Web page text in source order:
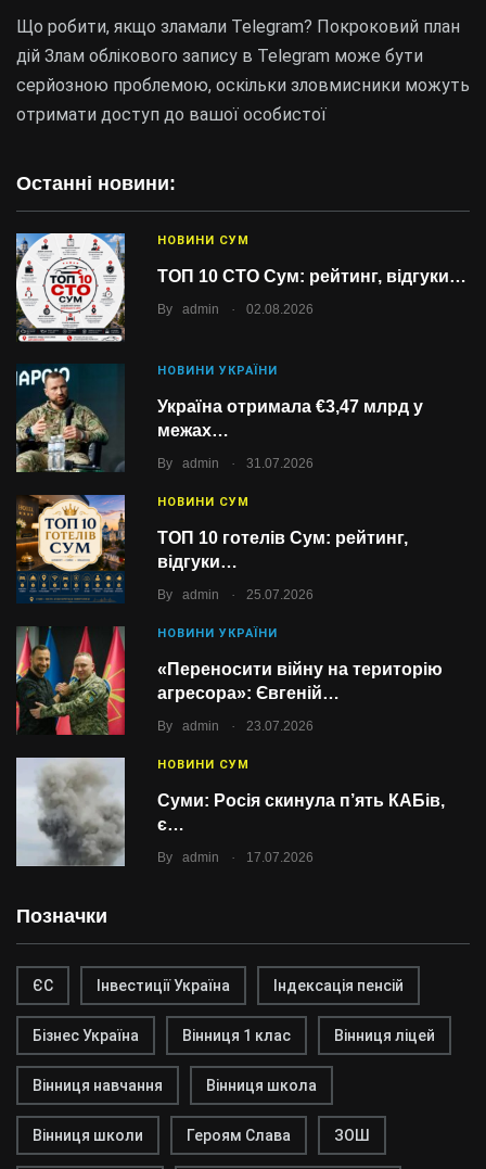
Що робити, якщо зламали Telegram? Покроковий план
дій Злам облікового запису в Telegram може бути
серйозною проблемою, оскільки зловмисники можуть
отримати доступ до вашої особистої
Останні новини:
НОВИНИ СУМ
ТОП 10 СТО Сум: рейтинг, відгуки…
By admin . 02.08.2026
НОВИНИ УКРАЇНИ
Україна отримала €3,47 млрд у
межах…
By admin . 31.07.2026
НОВИНИ СУМ
ТОП 10 готелів Сум: рейтинг,
відгуки…
By admin . 25.07.2026
НОВИНИ УКРАЇНИ
«Переносити війну на територію
агресора»: Євгеній…
By admin . 23.07.2026
НОВИНИ СУМ
Суми: Росія скинула п’ять КАБів,
є…
By admin . 17.07.2026
Позначки
ЄС Інвестиції Україна Індексація пенсій
Бізнес Україна Вінниця 1 клас Вінниця ліцей
Вінниця навчання Вінниця школа
Вінниця школи Героям Слава ЗОШ